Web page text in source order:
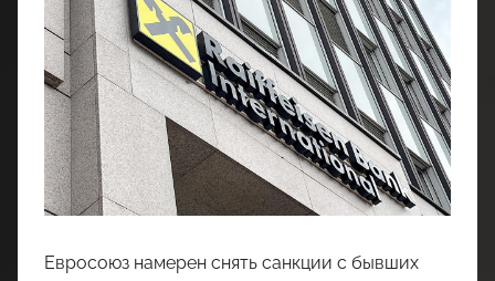
Евросоюз намерен снять санкции с бывших